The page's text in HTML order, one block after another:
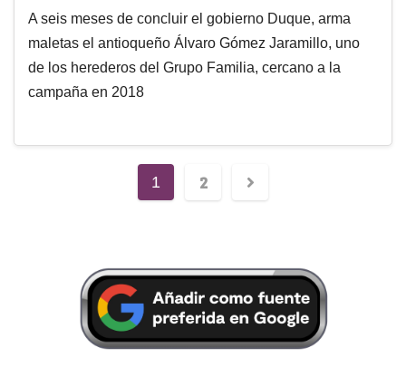
A seis meses de concluir el gobierno Duque, arma
maletas el antioqueño Álvaro Gómez Jaramillo, uno
de los herederos del Grupo Familia, cercano a la
campaña en 2018
1 2